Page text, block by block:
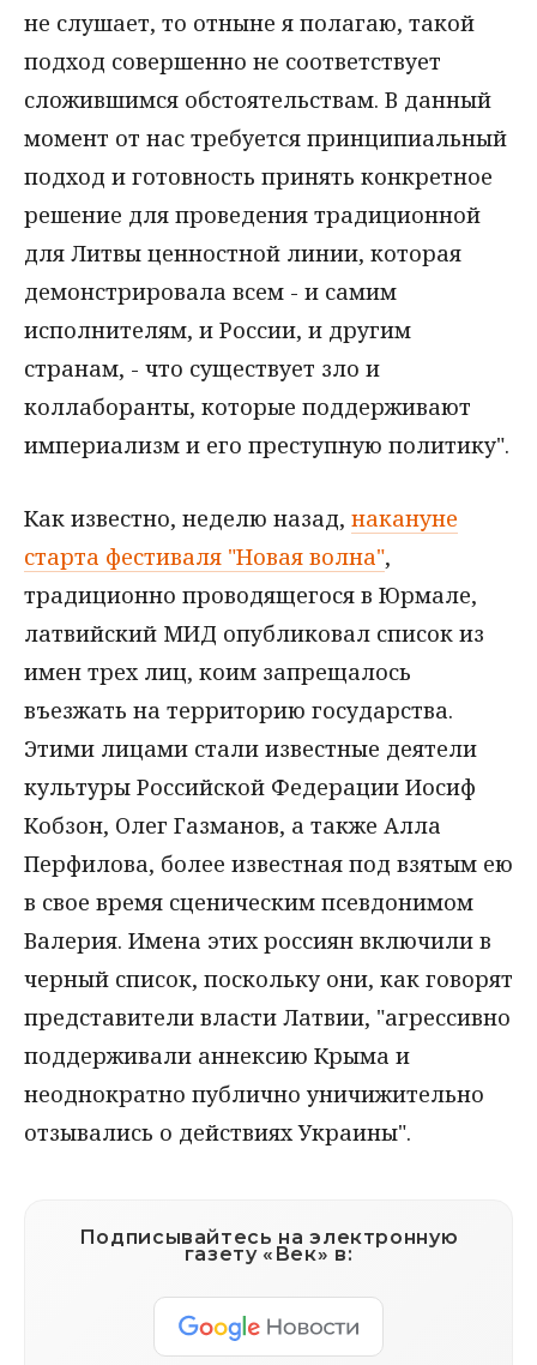
не слушает, то отныне я полагаю, такой
подход совершенно не соответствует
сложившимся обстоятельствам. В данный
момент от нас требуется принципиальный
подход и готовность принять конкретное
решение для проведения традиционной
для Литвы ценностной линии, которая
демонстрировала всем - и самим
исполнителям, и России, и другим
странам, - что существует зло и
коллаборанты, которые поддерживают
империализм и его преступную политику".
Как известно, неделю назад, накануне
старта фестиваля "Новая волна",
традиционно проводящегося в Юрмале,
латвийский МИД опубликовал список из
имен трех лиц, коим запрещалось
въезжать на территорию государства.
Этими лицами стали известные деятели
культуры Российской Федерации Иосиф
Кобзон, Олег Газманов, а также Алла
Перфилова, более известная под взятым ею
в свое время сценическим псевдонимом
Валерия. Имена этих россиян включили в
черный список, поскольку они, как говорят
представители власти Латвии, "агрессивно
поддерживали аннексию Крыма и
неоднократно публично уничижительно
отзывались о действиях Украины".
Подписывайтесь на электронную
газету «Век» в: